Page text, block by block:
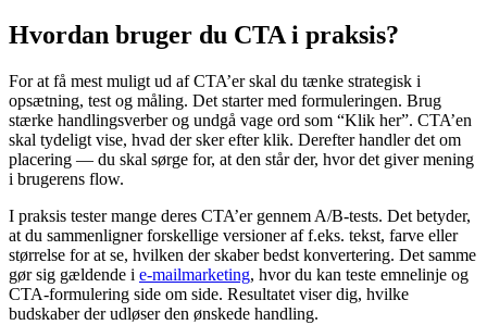
Hvordan bruger du CTA i praksis?
For at få mest muligt ud af CTA’er skal du tænke strategisk i
opsætning, test og måling. Det starter med formuleringen. Brug
stærke handlingsverber og undgå vage ord som “Klik her”. CTA’en
skal tydeligt vise, hvad der sker efter klik. Derefter handler det om
placering — du skal sørge for, at den står der, hvor det giver mening
i brugerens flow.
I praksis tester mange deres CTA’er gennem A/B-tests. Det betyder,
at du sammenligner forskellige versioner af f.eks. tekst, farve eller
størrelse for at se, hvilken der skaber bedst konvertering. Det samme
gør sig gældende i e-mailmarketing, hvor du kan teste emnelinje og
CTA-formulering side om side. Resultatet viser dig, hvilke
budskaber der udløser den ønskede handling.